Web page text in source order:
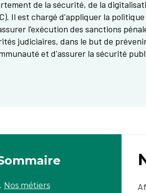
de la sécurité, de la
Il est chargé d'appliquer la
l'exécution des sanctions
judiciaires, dans le but de
et d'assurer la sécurité
Nos métiers